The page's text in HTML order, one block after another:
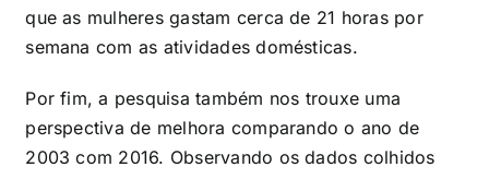
que as mulheres gastam cerca de 21 horas por
semana com as atividades domésticas.
Por fim, a pesquisa também nos trouxe uma
perspectiva de melhora comparando o ano de
2003 com 2016. Observando os dados colhidos